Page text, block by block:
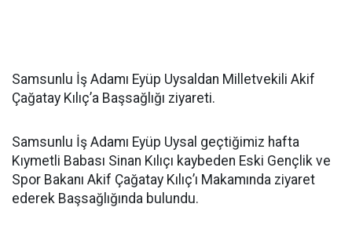
Samsunlu İş Adamı Eyüp Uysaldan Milletvekili Akif
Çağatay Kılıç’a Başsağlığı ziyareti.
Samsunlu İş Adamı Eyüp Uysal geçtiğimiz hafta
Kıymetli Babası Sinan Kılıçı kaybeden Eski Gençlik ve
Spor Bakanı Akif Çağatay Kılıç’ı Makamında ziyaret
ederek Başsağlığında bulundu.